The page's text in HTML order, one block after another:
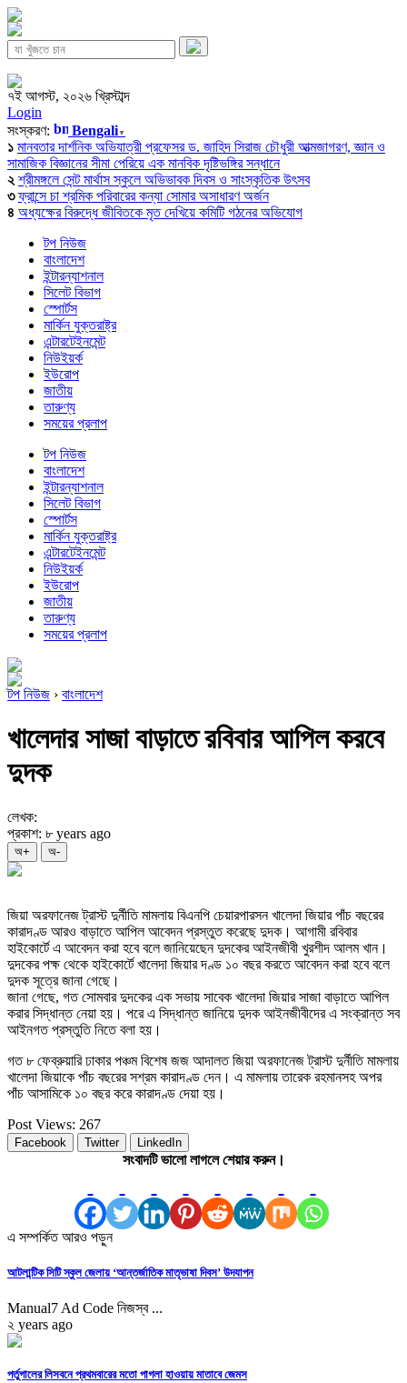
৭ই আগস্ট, ২০২৬ খ্রিস্টাব্দ
Login
সংস্করণ:
Bengali▼
১ মানবতার দার্শনিক অভিযাত্রী প্রফেসর ড. জাহিদ সিরাজ চৌধুরী আত্মজাগরণ, জ্ঞান ও
সামাজিক বিজ্ঞানের সীমা পেরিয়ে এক মানবিক দৃষ্টিভঙ্গির সন্ধানে
২ শ্রীমঙ্গলে সেন্ট মার্থাস স্কুলে অভিভাবক দিবস ও সাংস্কৃতিক উৎসব
৩ ফ্রান্সে চা শ্রমিক পরিবারের কন্যা সোমার অসাধারণ অর্জন
৪ অধ্যক্ষের বিরুদ্ধে জীবিতকে মৃত দেখিয়ে কমিটি গঠনের অভিযোগ
টপ নিউজ
বাংলাদেশ
ইন্টারন্যাশনাল
সিলেট বিভাগ
স্পোর্টস
মার্কিন যুক্তরাষ্ট্র
এন্টারটেইনমেন্ট
নিউইয়র্ক
ইউরোপ
জাতীয়
তারুণ্য
সময়ের প্রলাপ
টপ নিউজ
বাংলাদেশ
ইন্টারন্যাশনাল
সিলেট বিভাগ
স্পোর্টস
মার্কিন যুক্তরাষ্ট্র
এন্টারটেইনমেন্ট
নিউইয়র্ক
ইউরোপ
জাতীয়
তারুণ্য
সময়ের প্রলাপ
টপ নিউজ › বাংলাদেশ
খালেদার সাজা বাড়াতে রবিবার আপিল করবে
দুদক
লেখক:
প্রকাশ: ৮ years ago
অ+ অ-
জিয়া অরফানেজ ট্রাস্ট দুর্নীতি মামলায় বিএনপি চেয়ারপারসন খালেদা জিয়ার পাঁচ বছরের
কারাদণ্ড আরও বাড়াতে আপিল আবেদন প্রস্তুত করেছে দুদক। আগামী রবিবার
হাইকোর্টে এ আবেদন করা হবে বলে জানিয়েছেন দুদকের আইনজীবী খুরশীদ আলম খান।
দুদকের পক্ষ থেকে হাইকোর্টে খালেদা জিয়ার দণ্ড ১০ বছর করতে আবেদন করা হবে বলে
দুদক সূত্রে জানা গেছে।
জানা গেছে, গত সোমবার দুদকের এক সভায় সাবেক খালেদা জিয়ার সাজা বাড়াতে আপিল
করার সিদ্ধান্ত নেয়া হয়। পরে এ সিদ্ধান্ত জানিয়ে দুদক আইনজীবীদের এ সংক্রান্ত সব
আইনগত প্রস্তুতি নিতে বলা হয়।
গত ৮ ফেব্রুয়ারি ঢাকার পঞ্চম বিশেষ জজ আদালত জিয়া অরফানেজ ট্রাস্ট দুর্নীতি মামলায়
খালেদা জিয়াকে পাঁচ বছরের সশ্রম কারাদণ্ড দেন। এ মামলায় তারেক রহমানসহ অপর
পাঁচ আসামিকে ১০ বছর করে কারাদণ্ড দেয়া হয়।
Post Views: 267
Facebook Twitter LinkedIn
সংবাদটি ভালো লাগলে শেয়ার করুন।
এ সম্পর্কিত আরও পড়ুন
আটলান্টিক সিটি স্কুল জেলায় ‘আন্তর্জাতিক মাতৃভাষা দিবস’ উদযাপন
Manual7 Ad Code নিজস্ব ...
২ years ago
পর্তুগালের লিসবনে প্রথমবারের মতো পাগলা হাওয়ায় মাতাবে জেমস